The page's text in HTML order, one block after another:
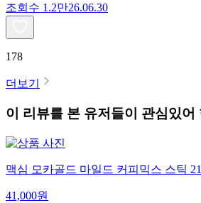
조회수 1.2만26.06.30
178
더보기
이 리뷰를 본 유저들이 관심있어
맥심 모카골드 마일드 커피믹스 스틱
41,000원